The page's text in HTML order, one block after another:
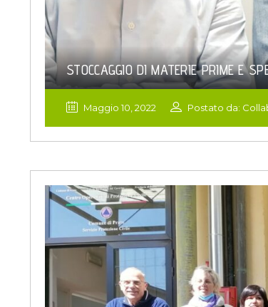
STOCCAGGIO DI MATERIE PRIME E
Maggio 10, 2022 Postato da: